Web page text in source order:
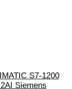
S7-1200
Siemens